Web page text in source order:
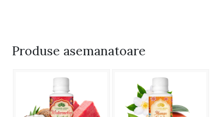
Produse asemanatoare